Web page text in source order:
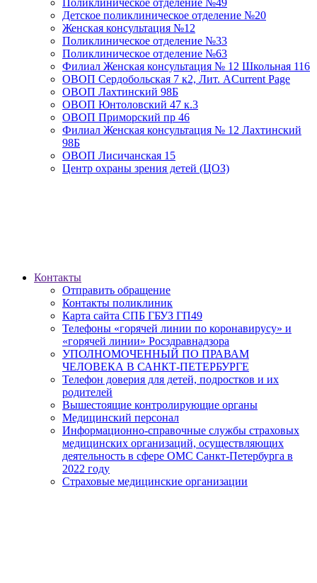
Детское поликлиническое отделение №20
Женская консультация №12
Поликлиническое отделение №33
Поликлиническое отделение №63
Филиал Женская консультация № 12 Школьная 116
ОВОП Сердобольская 7 к2, Лит. АCurrent Page
ОВОП Лахтинский 98Б
ОВОП Юнтоловский 47 к.3
ОВОП Приморский пр 46
Филиал Женская консультация № 12 Лахтинский
98Б
ОВОП Лисичанская 15
Центр охраны зрения детей (ЦОЗ)
Контакты
Отправить обращение
Контакты поликлиник
Карта сайта СПБ ГБУЗ ГП49
Телефоны «горячей линии по коронавирусу» и
«горячей линии» Росздравнадзора
УПОЛНОМОЧЕННЫЙ ПО ПРАВАМ
ЧЕЛОВЕКА В САНКТ-ПЕТЕРБУРГЕ
Телефон доверия для детей, подростков и их
родителей
Вышестоящие контролирующие органы
Медицинский персонал
Информационно-справочные службы страховых
медицинских организаций, осуществляющих
деятельность в сфере ОМС Санкт-Петербурга в
2022 году
Страховые медицинские организации